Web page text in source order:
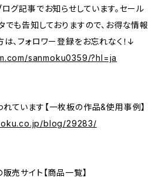
ログ記事でお知らせしています。セール
でも告知しておりますので、お得な情報
は、フォロワー登録をお忘れなく！↓
sanmoku0359/?hl=ja
ています【一枚板の作品&使用事例】
blog/29283/
売サイト【商品一覧】